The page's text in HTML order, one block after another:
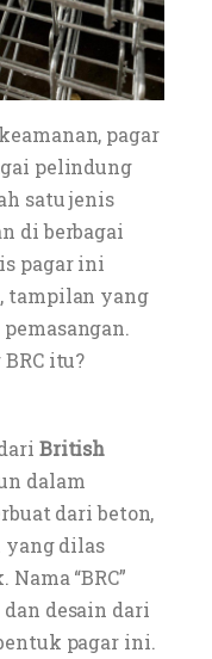
pagar
pelindung
satu jenis
di berbagai
pagar ini
tampilan yang
itu?
British
dalam
dari beton,
yang dilas
“BRC”
desain dari
pagar ini.